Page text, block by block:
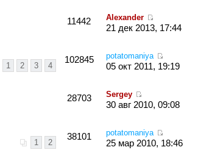
11442 Alexander
21 дек 2013, 17:44
1 2 3 4
102845 potatomaniya
05 окт 2011, 19:19
28703 Sergey
30 авг 2010, 09:08
1 2
38101 potatomaniya
25 мар 2010, 18:46